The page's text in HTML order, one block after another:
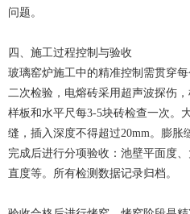
问题。
四、施工过程控制与验收
玻璃窑炉施工中的精准控制需贯穿
二次检验，电熔砖采用超声波探伤
样板和水平尺每3-5块砖检查一次。
缝，插入深度不得超过20mm。膨
完成后进行分项验收：池壁平面度
直度等。所有检测数据记录归档。